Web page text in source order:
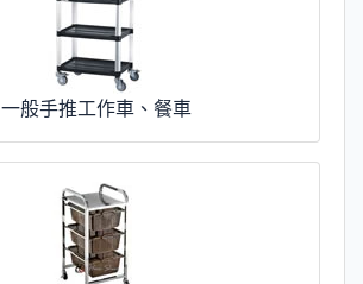
一般手推工作車、餐車